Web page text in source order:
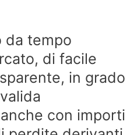
da tempo
di facile
in grado
con importi